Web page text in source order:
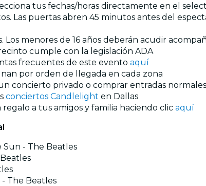
tus fechas/horas directamente en el
Las puertas abren 45 minutos antes del
Los menores de 16 años deberán acudir
cumple con la legislación ADA
frecuentes de este evento aquí
por orden de llegada en cada zona
concierto privado o comprar entradas
conciertos Candlelight en Dallas
a tus amigos y familia haciendo clic aquí
Sun - The Beatles
The Beatles